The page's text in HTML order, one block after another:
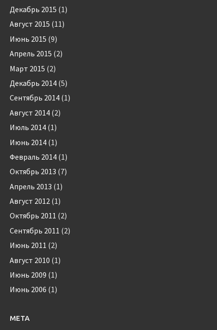
Декабрь 2015 (1)
Август 2015 (11)
Июнь 2015 (9)
Апрель 2015 (2)
Март 2015 (2)
Декабрь 2014 (5)
Сентябрь 2014 (1)
Август 2014 (2)
Июль 2014 (1)
Июнь 2014 (1)
Февраль 2014 (1)
Октябрь 2013 (7)
Апрель 2013 (1)
Август 2012 (1)
Октябрь 2011 (2)
Сентябрь 2011 (2)
Июнь 2011 (2)
Август 2010 (1)
Июнь 2009 (1)
Июнь 2006 (1)
МЕТА